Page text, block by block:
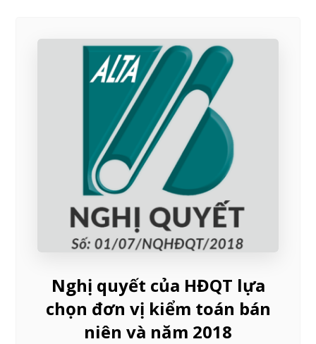
Nghị quyết của HĐQT lựa
chọn đơn vị kiểm toán bán
niên và năm 2018